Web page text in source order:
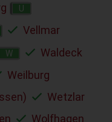
U
Vellmar
W
Waldeck
Weilburg
Wetzlar
Wolfhagen